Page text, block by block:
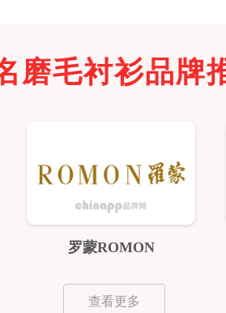
磨毛衬衫品牌
罗蒙ROMON
查看更多